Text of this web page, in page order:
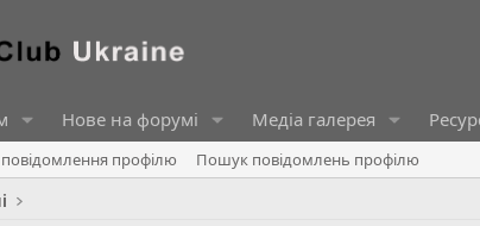
Нове на форумі Медіа галерея
повідомлення профілю
Пошук повідомлень профілю